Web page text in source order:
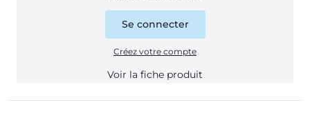
Se connecter
Créez votre compte
Voir la fiche produit